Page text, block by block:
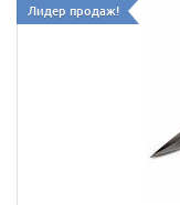
Лидер продаж!